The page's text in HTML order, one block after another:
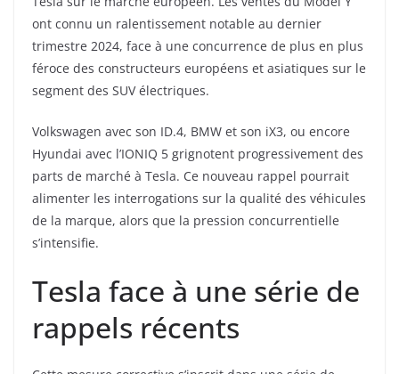
ont connu un ralentissement notable au dernier
trimestre 2024, face à une concurrence de plus en plus
féroce des constructeurs européens et asiatiques sur le
segment des SUV électriques.
Volkswagen avec son ID.4, BMW et son iX3, ou encore
Hyundai avec l’IONIQ 5 grignotent progressivement des
parts de marché à Tesla. Ce nouveau rappel pourrait
alimenter les interrogations sur la qualité des véhicules
de la marque, alors que la pression concurrentielle
s’intensifie.
Tesla face à une série de
rappels récents